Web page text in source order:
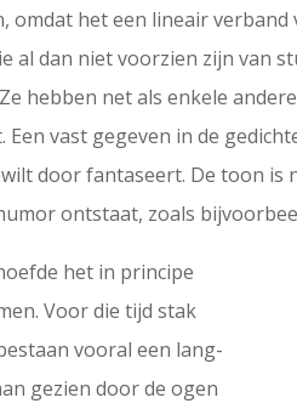
omdat het een lineair
al dan niet voorzien zijn van
Ze hebben net als enkele
Een vast gegeven in de
door fantaseert. De toon
ontstaat, zoals
het in principe
Voor die tijd stak
vooral een lang-
gezien door de ogen